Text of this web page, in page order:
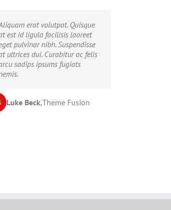
porro quisquam est, qui
ipsum quia dolor sit
consec tetur, adipisci velit,
quia non numquam eius
tempora voluptas amets
John Doe,My Company
erat volutpat. Quisque
est id ligula facilisis laoreet
pulvinar nibh. Suspendisse
ultrices dui. Curabitur ac felis
sadips ipsums fugiats
Luke Beck,Theme Fusion